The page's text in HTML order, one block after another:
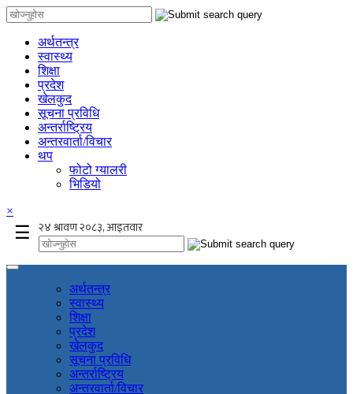
अर्थतन्त्र
स्वास्थ्य
शिक्षा
प्रदेश
खेलकुद
सूचना प्रविधि
अन्तर्राष्ट्रिय
अन्तरवार्ता/विचार
थप
फोटो ग्यालरी
भिडियो
×
☰
अर्थतन्त्र
स्वास्थ्य
शिक्षा
प्रदेश
खेलकुद
सूचना प्रविधि
अन्तर्राष्ट्रिय
अन्तरवार्ता/विचार